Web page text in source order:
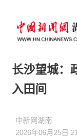
长沙望城：
入田间
中新网湖南
2026年06月25日